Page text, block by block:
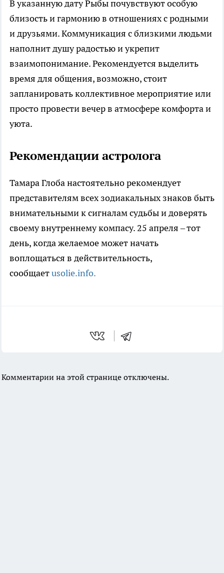
В указанную дату Рыбы почувствуют особую
близость и гармонию в отношениях с родными
и друзьями. Коммуникация с близкими людьми
наполнит душу радостью и укрепит
взаимопонимание. Рекомендуется выделить
время для общения, возможно, стоит
запланировать коллективное мероприятие или
просто провести вечер в атмосфере комфорта и
уюта.
Рекомендации астролога
Тамара Глоба настоятельно рекомендует
представителям всех зодиакальных знаков быть
внимательными к сигналам судьбы и доверять
своему внутреннему компасу. 25 апреля – тот
день, когда желаемое может начать
воплощаться в действительность,
сообщаетusolie.info.
Комментарии на этой странице отключены.